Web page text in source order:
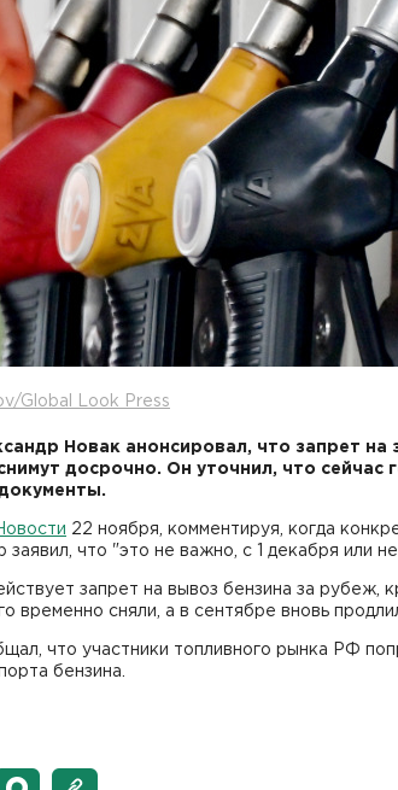
Global Look Press
Новак анонсировал, что запрет на
досрочно. Он уточнил, что сейчас
22 ноября, комментируя, когда
заявил, что "это не важно, с 1 декабря или
запрет на вывоз бензина за рубеж,
временно сняли, а в сентябре вновь
что участники топливного рынка РФ
бензина.